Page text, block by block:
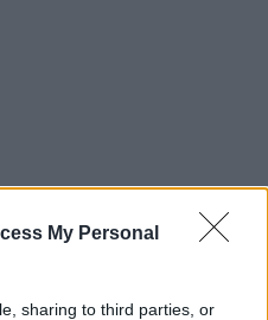
My Personal
sharing to third parties, or
Adriano
importante